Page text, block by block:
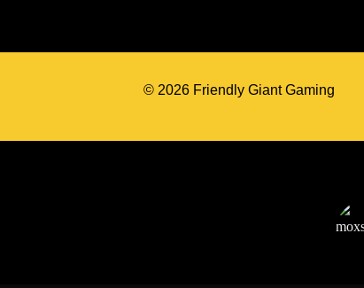
© 2026 Friendly Giant Gaming